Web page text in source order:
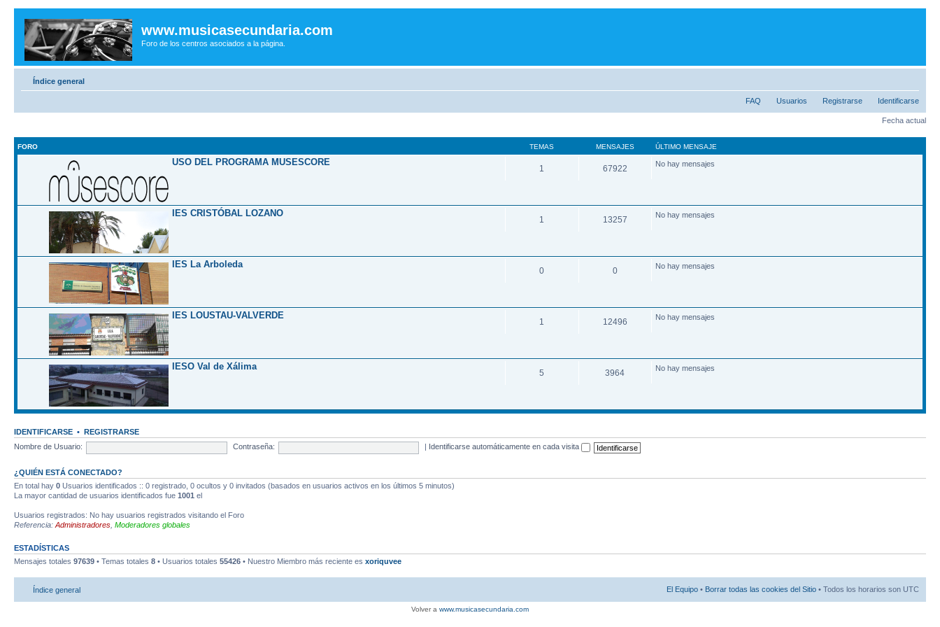
www.musicasecundaria.com
Foro de los centros asociados a la página.
Índice general
FAQ Usuarios Registrarse Identificarse
Fecha actual
FORO TEMAS MENSAJES ÚLTIMO MENSAJE
USO DEL PROGRAMA MUSESCORE
1 67922 No hay mensajes
IES CRISTÓBAL LOZANO
1 13257 No hay mensajes
IES La Arboleda
0 0 No hay mensajes
IES LOUSTAU-VALVERDE
1 12496 No hay mensajes
IESO Val de Xálima
5 3964 No hay mensajes
IDENTIFICARSE • REGISTRARSE
Nombre de Usuario:
Contraseña: Identificarse automáticamente en cada visita
¿QUIÉN ESTÁ CONECTADO?
En total hay 0 Usuarios identificados :: 0 registrado, 0 ocultos y 0 invitados (basados en usuarios activos en los últimos 5 minutos)
La mayor cantidad de usuarios identificados fue 1001 el
Usuarios registrados: No hay usuarios registrados visitando el Foro
Referencia: Administradores Moderadores globales
ESTADÍSTICAS
Mensajes totales 97639 • Temas totales 8 • Usuarios totales 55426 • Nuestro Miembro más reciente es xoriquvee
Índice general El Equipo • Borrar todas las cookies del Sitio • Todos los horarios son UTC
Volver a www.musicasecundaria.com